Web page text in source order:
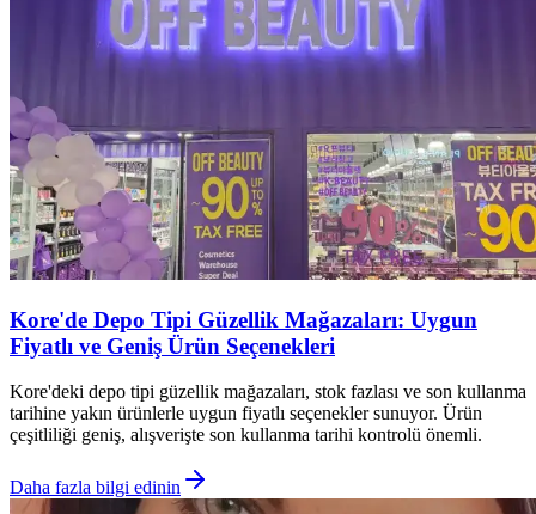
Kore'de Depo Tipi Güzellik Mağazaları: Uygun
Fiyatlı ve Geniş Ürün Seçenekleri
Kore'deki depo tipi güzellik mağazaları, stok fazlası ve son kullanma
tarihine yakın ürünlerle uygun fiyatlı seçenekler sunuyor. Ürün
çeşitliliği geniş, alışverişte son kullanma tarihi kontrolü önemli.
Daha fazla bilgi edinin